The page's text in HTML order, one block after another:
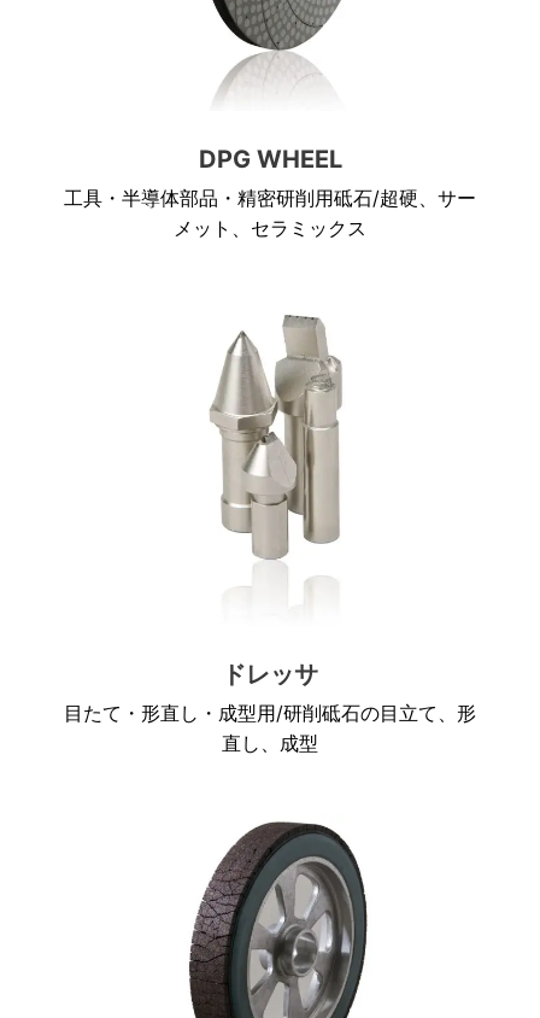
DPG WHEEL
工具・半導体部品・精密研削用砥石/超硬、サー
メット、セラミックス
ドレッサ
目たて・形直し・成型用/研削砥石の目立て、形
直し、成型